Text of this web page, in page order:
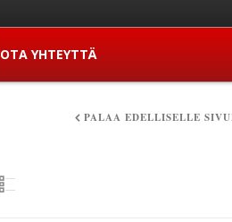
OTA YHTEYTTÄ
PALAA EDELLISELLE